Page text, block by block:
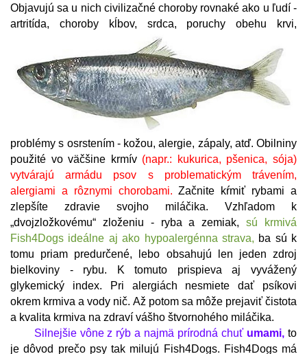
Objavujú sa u nich civilizačné choroby rovnaké ako u ľudí -
artritída, choroby kĺbov, srdca, poruchy obehu krvi,
problémy s osrstením - kožou, alergie, zápaly, atď. Obilniny
použité vo väčšine krmív (napr.: kukurica, pšenica, sója)
vytvárajú armádu psov s problematickým trávením,
alergiami a rôznymi chorobami. Začnite kŕmiť rybami a
zlepšíte zdravie svojho miláčika. Vzhľadom k
„dvojzložkovému“ zloženiu - ryba a zemiak,
sú krmivá
Fish4Dogs ideálne aj ako hypoalergénna strava, ba sú k
tomu priam predurčené, lebo obsahujú len jeden zdroj
bielkoviny - rybu. K tomuto prispieva aj vyvážený
glykemický index. Pri alergiách nesmiete dať psíkovi
okrem krmiva a vody nič. Až potom sa môže prejaviť čistota
a kvalita krmiva na zdraví vášho štvornohého miláčika.
Silnejšie vône z rýb a najmä prírodná chuť umami, to
je dôvod prečo psy tak milujú Fish4Dogs. Fish4Dogs má